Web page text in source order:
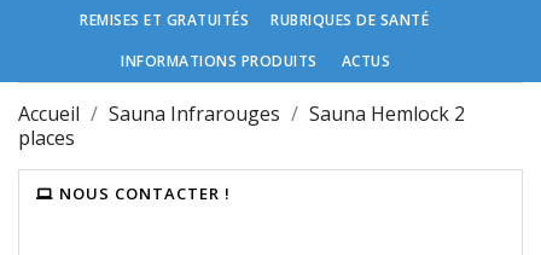
Cosmétiques
de
gamme
et
du
REMISES ET GRATUITÉS
RUBRIQUES DE SANTÉ
INFORMATIONS PRODUITS
ACTUS
Accueil Sauna Infrarouges
Sauna Hemlock 2
places
NOUS CONTACTER !